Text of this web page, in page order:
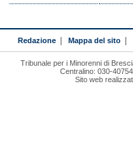
Redazione Mappa del sito
Tribunale per i Minorenni di
Centralino: 030-
Sito web